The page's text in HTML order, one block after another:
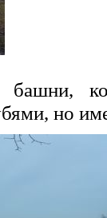
но